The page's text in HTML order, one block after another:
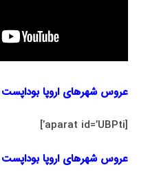
عروس شهرهای اروپا بوداپست
[aparat id=’UBPti’]
عروس شهرهای اروپا بوداپست